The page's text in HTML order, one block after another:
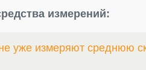
измерений:
уже измеряют среднюю